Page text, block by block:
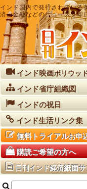
インド国内で発行されている
済・金融などのニュースを即
インド映画ボリウッ
インド省庁組織図
インドの祝日
インド生活リンク集
無料トライアルお申
購読ご希望の方へ
日刊インド経済紙面